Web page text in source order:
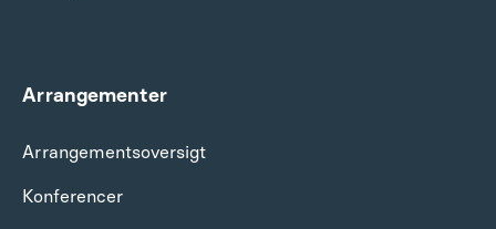
Arrangementer
Arrangements­oversigt
Konferencer